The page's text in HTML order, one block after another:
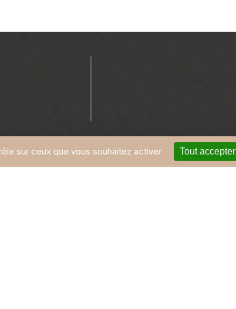
sur ceux que vous souhaitez activer Tout accepter